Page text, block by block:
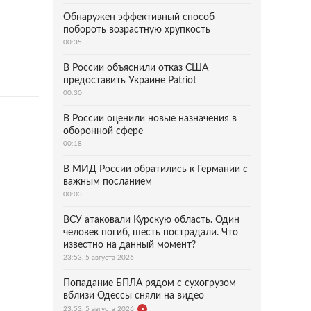
Обнаружен эффективный способ
побороть возрастную хрупкость
00:35
В России объяснили отказ США
предоставить Украине Patriot
00:30
В России оценили новые назначения в
оборонной сфере
00:18
В МИД России обратились к Германии с
важным посланием
00:03
ВСУ атаковали Курскую область. Один
человек погиб, шесть пострадали. Что
известно на данный момент?
23:53, 5 августа 2026
Попадание БПЛА рядом с сухогрузом
вблизи Одессы сняли на видео
23:53, 5 августа 2026